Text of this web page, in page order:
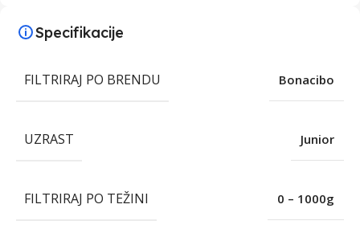
Specifikacije
FILTRIRAJ PO BRENDU Bonacibo
UZRAST Junior
FILTRIRAJ PO TEŽINI 0 – 1000g